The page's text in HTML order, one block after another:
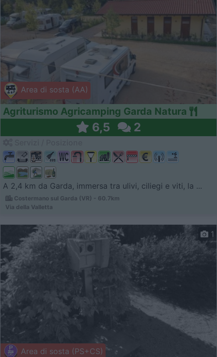
Area di sosta (AA)
Agriturismo Agricamping Garda Natura
6,5 2
A 2,4 km da Garda, immersa tra ulivi, ciliegi e viti, la ...
Costermano sul Garda (VR) - 60.7km
Via della Valletta
Area di sosta (PS+CS)
1